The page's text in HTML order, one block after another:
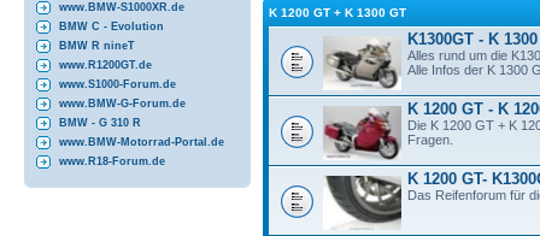
www.BMW-S1000XR.de
BMW C - Evolution
BMW R nineT
www.R1200GT.de
www.S1000-Forum.de
www.BMW-G-Forum.de
BMW - G 310 R
www.BMW-Motorrad-Portal.de
www.R18-Forum.de
K 1200 GT + K 1300 GT
K1300GT - K
Alles rund um die
Alle Infos der K 1300
K 1200 GT - K
Die K 1200 GT + K
Fragen.
K 1200 GT-
Das Reifenforum für